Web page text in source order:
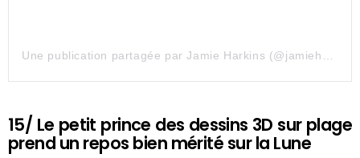
Une publication partagée par Jamie Harkins (@jamieharkinsartist)
15/ Le petit prince des dessins 3D sur plage
prend un repos bien mérité sur la Lune